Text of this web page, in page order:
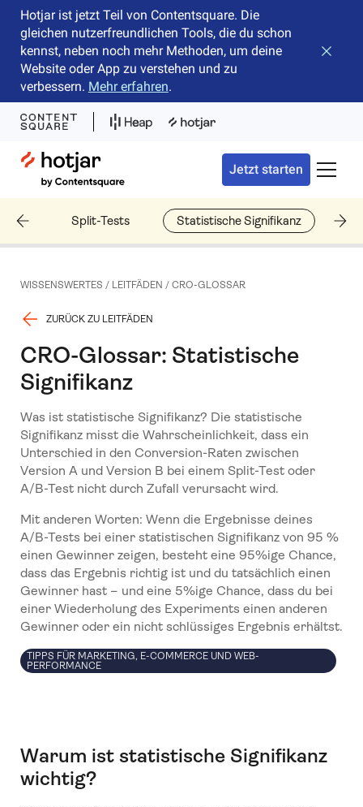
Hotjar ist jetzt Teil von Contentsquare. Die
gleichen nutzerfreundlichen Tools, die du schon
kennst, neben noch mehr Methoden, um deine
Website oder App zu verstehen und zu
verbessern. Mehr erfahren.
Hotjar Logo
Jetzt starten
Split-Tests Statistische Signifikanz
WISSENSWERTES / LEITFÄDEN / CRO-GLOSSAR
ZURÜCK ZU LEITFÄDEN
CRO-Glossar: Statistische
Signifikanz
Was ist statistische Signifikanz? Die statistische
Signifikanz misst die Wahrscheinlichkeit, dass ein
Unterschied in den Conversion-Raten zwischen
Version A und Version B bei einem Split-Test oder
A/B-Test nicht durch Zufall verursacht wird.
Mit anderen Worten: Wenn die Ergebnisse deines
A/B-Tests bei einer statistischen Signifikanz von 95 %
einen Gewinner zeigen, besteht eine 95%ige Chance,
dass das Ergebnis richtig ist und du tatsächlich einen
Gewinner hast – und eine 5%ige Chance, dass du bei
einer Wiederholung des Experiments einen anderen
Gewinner oder ein nicht schlüssiges Ergebnis erhältst.
TIPPS FÜR MARKETING, E-COMMERCE UND WEB-
PERFORMANCE
Warum ist statistische Signifikanz
wichtig?